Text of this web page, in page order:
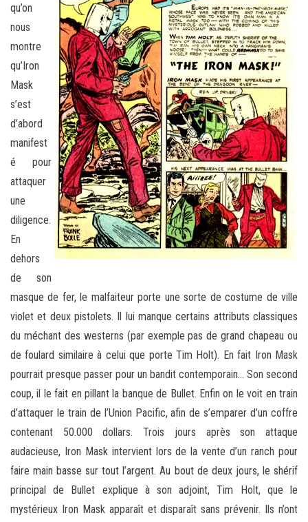
qu’on
nous
montre
qu’Iron
Mask
s’est
d’abord
manifest
é pour
attaquer
une
diligence.
En
dehors
de son
masque de fer, le malfaiteur porte une sorte de costume de ville
violet et deux pistolets. Il lui manque certains attributs classiques
du méchant des westerns (par exemple pas de grand chapeau ou
de foulard similaire à celui que porte Tim Holt). En fait Iron Mask
pourrait presque passer pour un bandit contemporain… Son second
coup, il le fait en pillant la banque de Bullet. Enfin on le voit en train
d’attaquer le train de l’Union Pacific, afin de s’emparer d’un coffre
contenant 50.000 dollars. Trois jours après son attaque
audacieuse, Iron Mask intervient lors de la vente d’un ranch pour
faire main basse sur tout l’argent. Au bout de deux jours, le shérif
principal de Bullet explique à son adjoint, Tim Holt, que le
mystérieux Iron Mask apparaît et disparaît sans prévenir. Ils n’ont